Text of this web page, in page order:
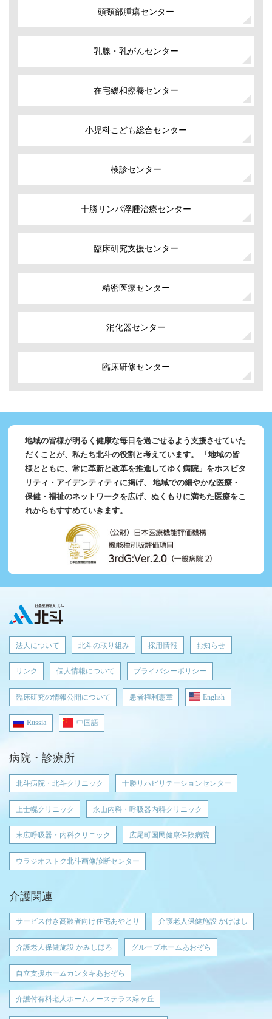
頭頸部腫瘍センター
乳腺・乳がんセンター
在宅緩和療養センター
小児科こども総合センター
検診センター
十勝リンパ浮腫治療センター
臨床研究支援センター
精密医療センター
消化器センター
臨床研修センター
地域の皆様が明るく健康な毎日を過ごせるよう支援させていた
だくことが、私たち北斗の役割と考えています。
「地域の皆
様とともに、常に革新と改革を推進してゆく病院」をホスピタ
リティ・アイデンティティに掲げ、
地域での細やかな医療・
保健・福祉のネットワークを広げ、ぬくもりに満ちた医療をこ
れからもすすめていきます。
法人について 北斗の取り組み 採用情報 お知らせ
リンク 個人情報について プライバシーポリシー
臨床研究の情報公開について 患者権利憲章 English
Russia 中国語
病院・診療所
北斗病院・北斗クリニック 十勝リハビリテーションセンター
上士幌クリニック 永山内科・呼吸器内科クリニック
末広呼吸器・内科クリニック 広尾町国民健康保険病院
ウラジオストク北斗画像診断センター
介護関連
サービス付き高齢者向け住宅あやとり 介護老人保健施設 かけはし
介護老人保健施設 かみしほろ グループホームあおぞら
自立支援ホームカンタキあおぞら
介護付有料老人ホームノーステラス緑ヶ丘